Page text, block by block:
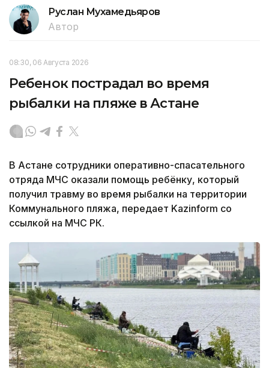
Руслан Мухамедьяров
Автор
08:30, 06 Августа 2026
Ребенок пострадал во время
рыбалки на пляже в Астане
В Астане сотрудники оперативно-спасательного
отряда МЧС оказали помощь ребёнку, который
получил травму во время рыбалки на территории
Коммунального пляжа, передает Kazinform со
ссылкой на МЧС РК.